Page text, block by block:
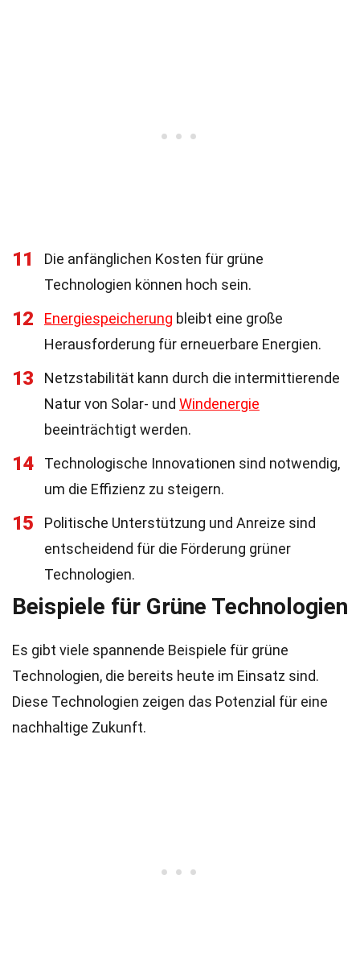
11
Die anfänglichen Kosten für grüne
Technologien können hoch sein.
12 Energiespeicherung bleibt eine große
Herausforderung für erneuerbare Energien.
13
Netzstabilität kann durch die intermittierende
Natur von Solar- und Windenergie
beeinträchtigt werden.
14
Technologische Innovationen sind notwendig,
um die Effizienz zu steigern.
15
Politische Unterstützung und Anreize sind
entscheidend für die Förderung grüner
Technologien.
Beispiele für Grüne Technologien
Es gibt viele spannende Beispiele für grüne
Technologien, die bereits heute im Einsatz sind.
Diese Technologien zeigen das Potenzial für eine
nachhaltige Zukunft.